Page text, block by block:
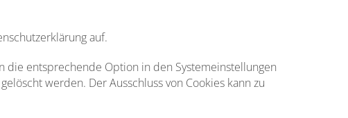
auf.
die entsprechende Option in den Systemeinstellungen
werden. Der Ausschluss von Cookies kann zu